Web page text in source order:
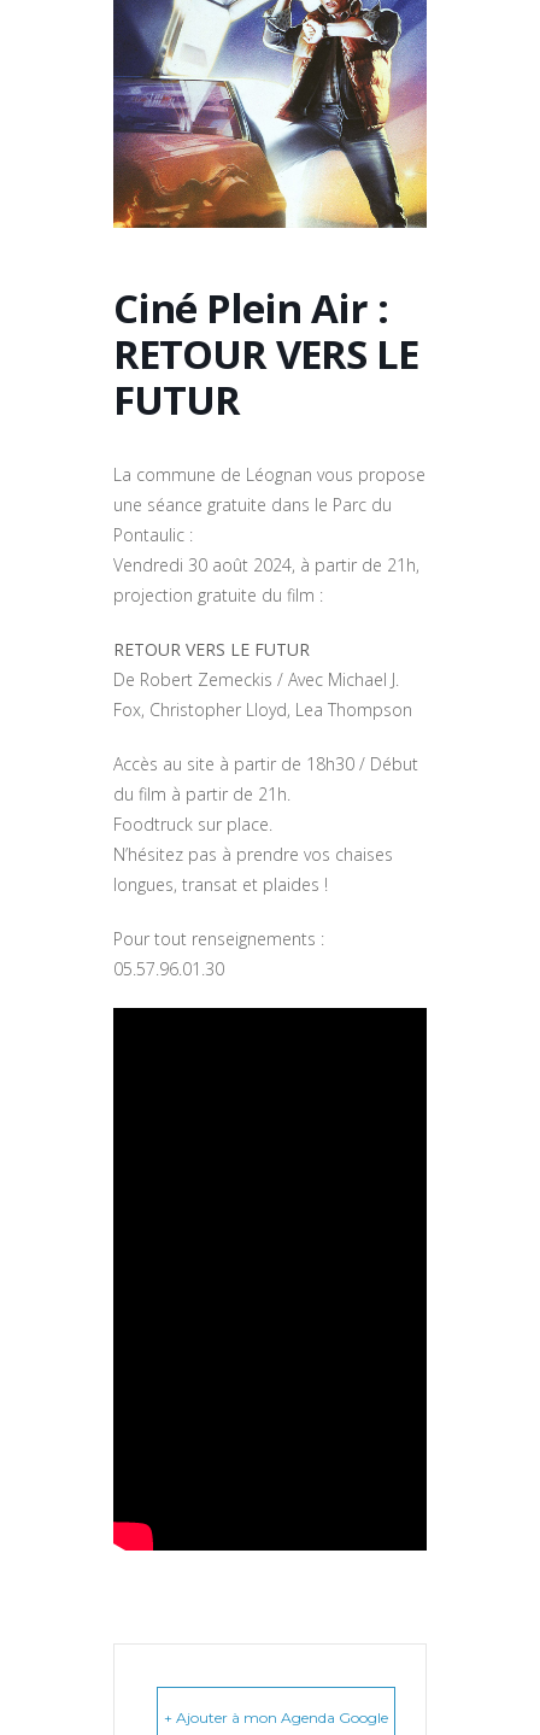
Ciné Plein Air :
RETOUR VERS LE
FUTUR
La commune de Léognan vous propose
une séance gratuite dans le Parc du
Pontaulic :
Vendredi 30 août 2024, à partir de 21h,
projection gratuite du film :
RETOUR VERS LE FUTUR
De Robert Zemeckis / Avec Michael J.
Fox, Christopher Lloyd, Lea Thompson
Accès au site à partir de 18h30 / Début
du film à partir de 21h.
Foodtruck sur place.
N’hésitez pas à prendre vos chaises
longues, transat et plaides !
Pour tout renseignements :
05.57.96.01.30
+ Ajouter à mon Agenda Google